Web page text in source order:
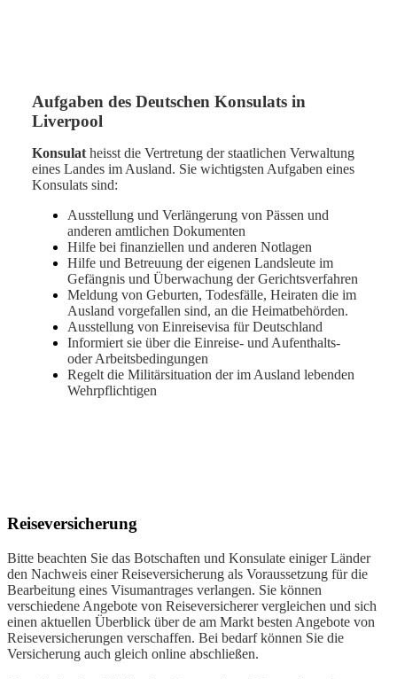
Aufgaben des Deutschen Konsulats in
Liverpool
Konsulat heisst die Vertretung der staatlichen Verwaltung
eines Landes im Ausland. Sie wichtigsten Aufgaben eines
Konsulats sind:
Ausstellung und Verlängerung von Pässen und
anderen amtlichen Dokumenten
Hilfe bei finanziellen und anderen Notlagen
Hilfe und Betreuung der eigenen Landsleute im
Gefängnis und Überwachung der Gerichtsverfahren
Meldung von Geburten, Todesfälle, Heiraten die im
Ausland vorgefallen sind, an die Heimatbehörden.
Ausstellung von Einreisevisa für Deutschland
Informiert sie über die Einreise- und Aufenthalts-
oder Arbeitsbedingungen
Regelt die Militärsituation der im Ausland lebenden
Wehrpflichtigen
Reiseversicherung
Bitte beachten Sie das Botschaften und Konsulate einiger Länder
den Nachweis einer Reiseversicherung als Voraussetzung für die
Bearbeitung eines Visumantrages verlangen. Sie können
verschiedene Angebote von Reiseversicherer vergleichen und sich
einen aktuellen Überblick über de am Markt besten Angebote von
Reiseversicherungen verschaffen. Bei bedarf können Sie die
Versicherung auch gleich online abschließen.